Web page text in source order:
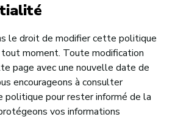
le droit de modifier cette politique
moment. Toute modification
page avec une nouvelle date de
encourageons à consulter
pour rester informé de la
vos informations